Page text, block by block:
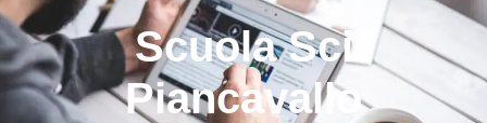
Scuola Sci
Piancavallo